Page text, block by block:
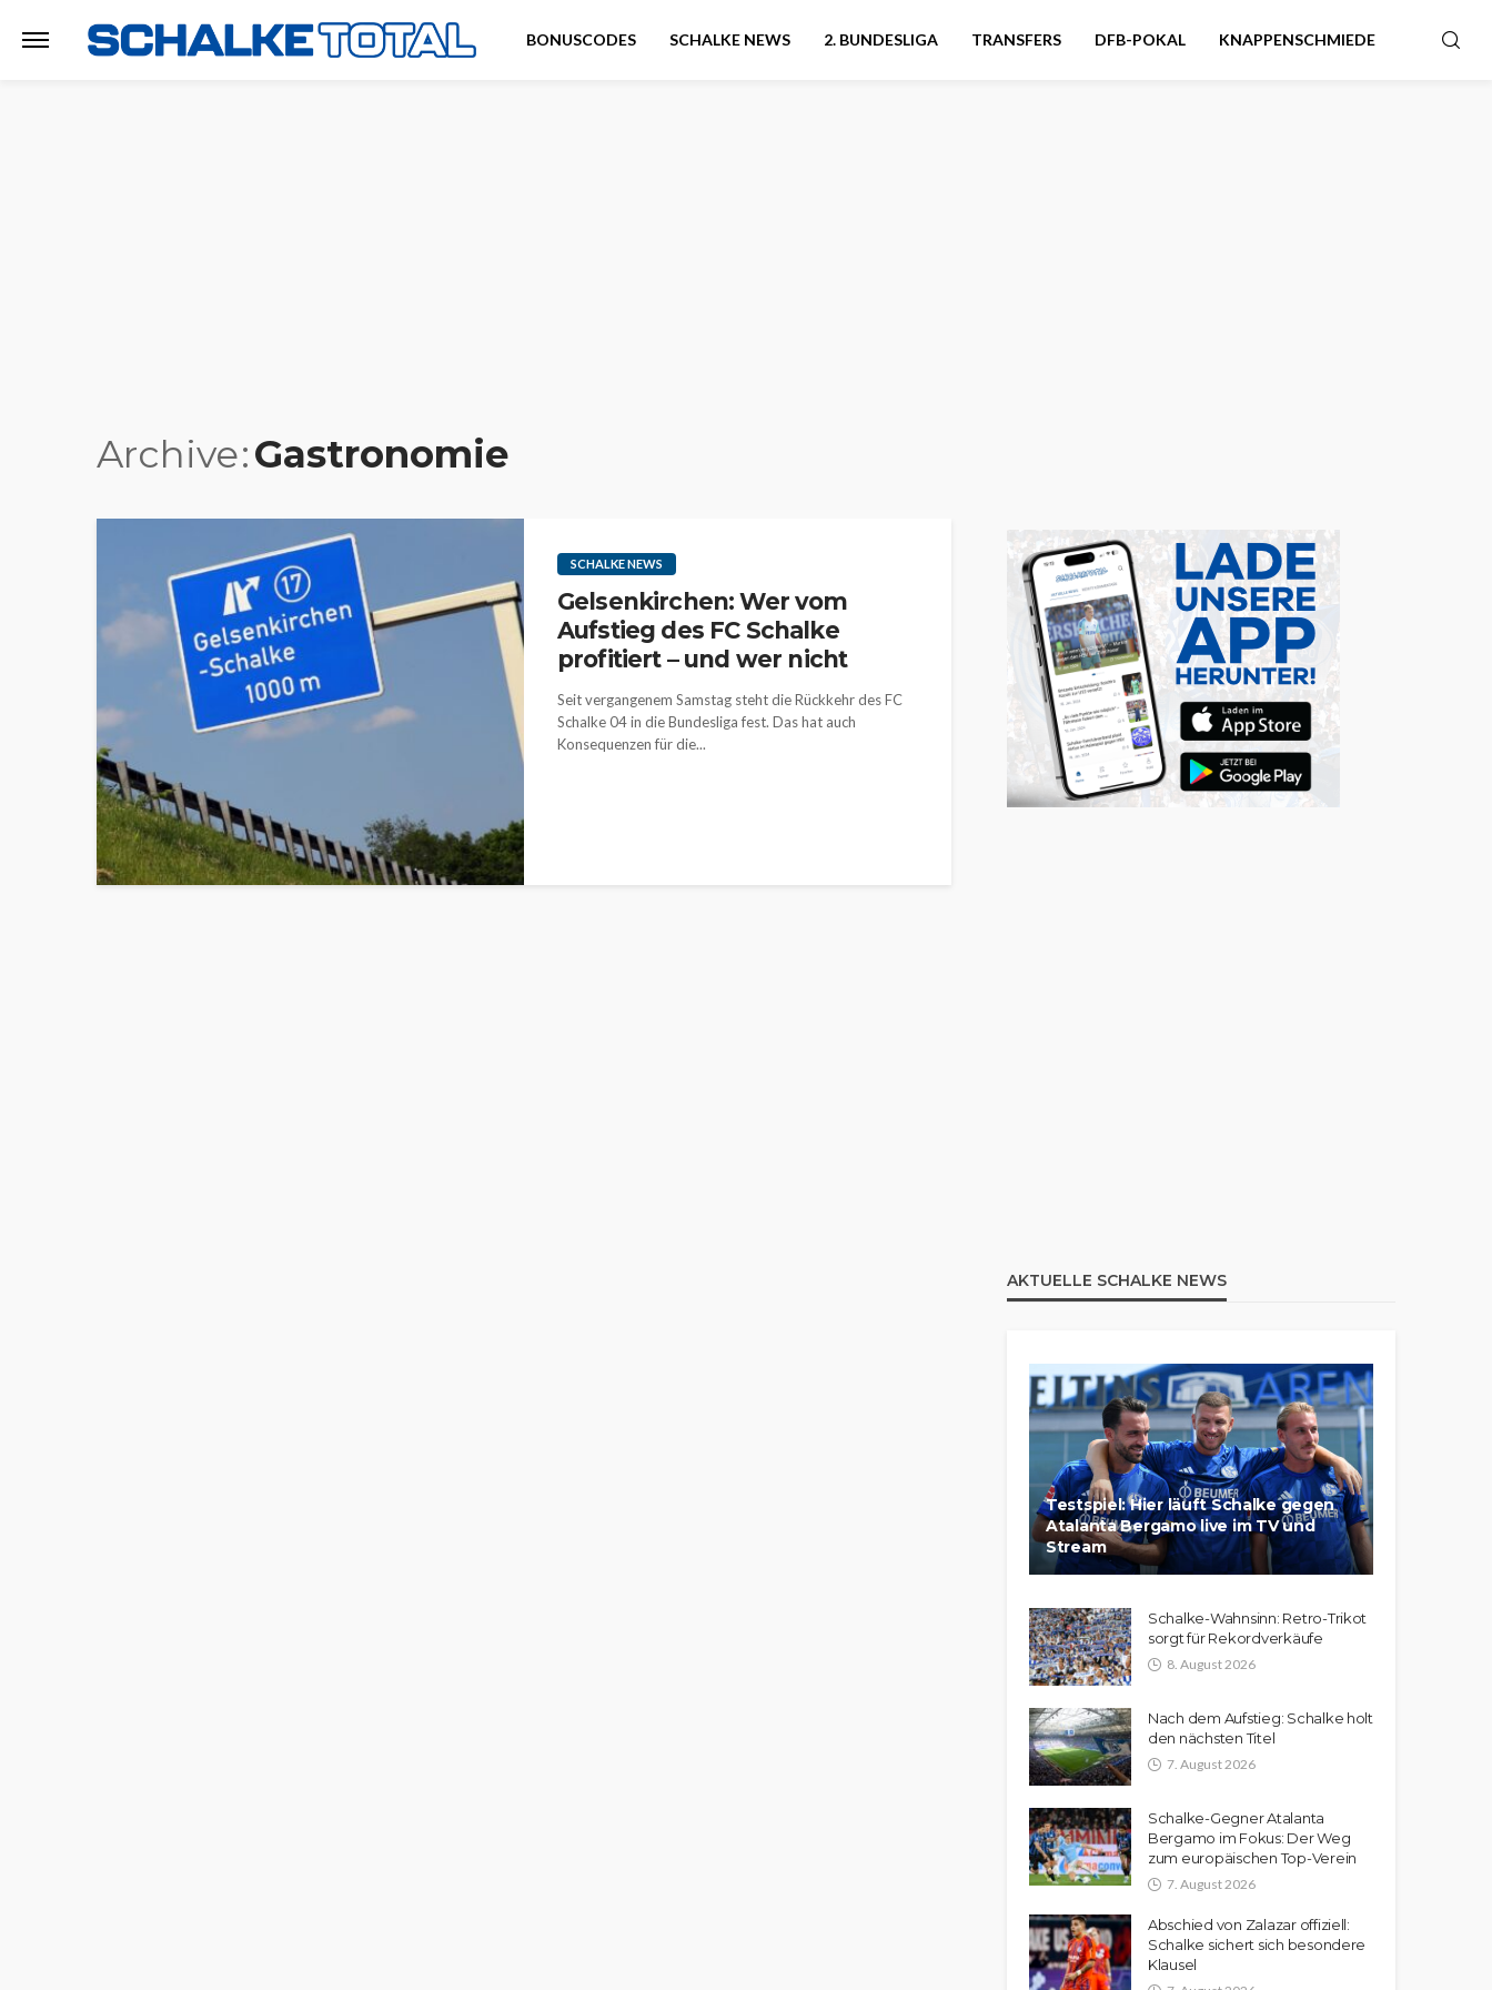
BONUSCODES SCHALKE NEWS 2. BUNDESLIGA TRANSFERS DFB-POKAL KNAPPENSCHMIEDE
Archive Gastronomie
SCHALKE NEWS
Gelsenkirchen: Wer vom
Aufstieg des FC Schalke
profitiert – und wer nicht
Seit vergangenem Samstag steht die Rückkehr des FC
Schalke 04 in die Bundesliga fest. Das hat auch
Konsequenzen für die...
AKTUELLE SCHALKE NEWS
Testspiel: Hier läuft Schalke gegen
Atalanta Bergamo live im TV und
Stream
Schalke-Wahnsinn: Retro-Trikot
sorgt für Rekordverkäufe
8. August 2026
Nach dem Aufstieg: Schalke holt
den nächsten Titel
7. August 2026
Schalke-Gegner Atalanta
Bergamo im Fokus: Der Weg
zum europäischen Top-Verein
7. August 2026
Abschied von Zalazar offiziell:
Schalke sichert sich besondere
Klausel